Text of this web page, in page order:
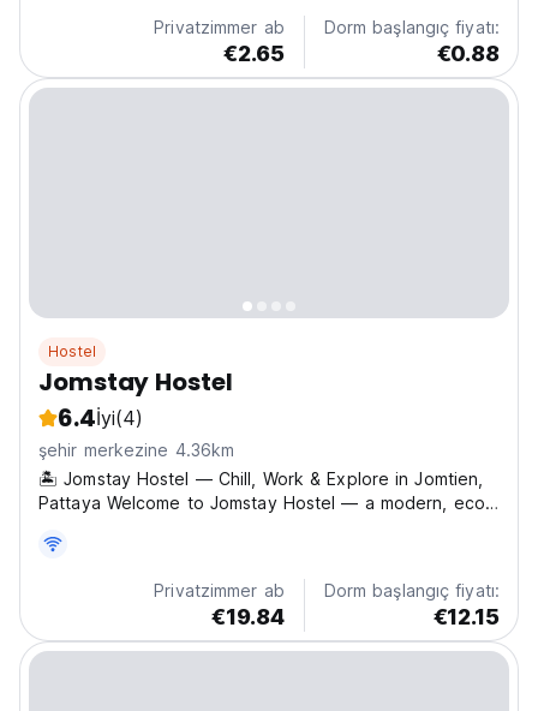
located and only minutes away from the
Entertainment...Privatzimmer ab
€2.65
Dorm başlangıç fiyatı:
€0.88
Hostel
Jomstay Hostel
6.4İyi(4)
şehir merkezine 4.36km
🏝️ Jomstay Hostel — Chill, Work & Explore in Jomtien,
Pattaya Welcome to Jomstay Hostel — a modern, eco-
the beach, and all the action in Jomtien, Pattaya. We
offer mixed dorms with comfy bunk beds, privacy...
Privatzimmer ab
€19.84
Dorm başlangıç fiyatı:
€12.15